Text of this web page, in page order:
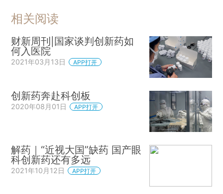
相关阅读
财新周刊|国家谈判创新药如
何入医院
2021年03月13日 APP打开
创新药奔赴科创板
2020年08月01日 APP打开
解药｜“近视大国”缺药 国产眼
科创新药还有多远
2021年10月12日 APP打开